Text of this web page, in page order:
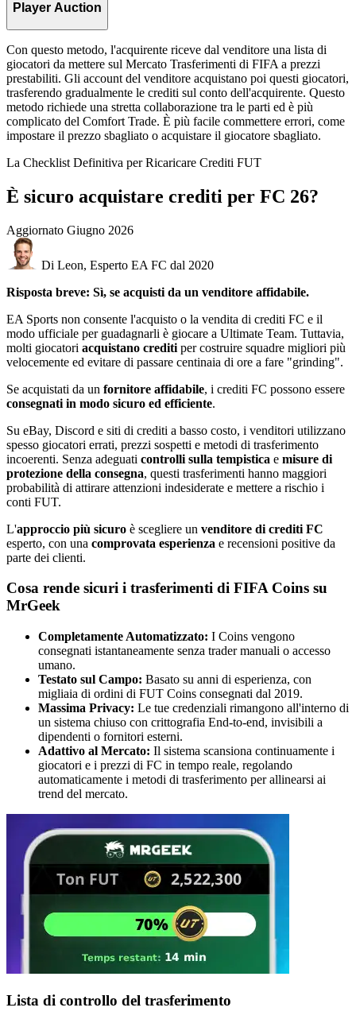
Player Auction
Con questo metodo, l'acquirente riceve dal venditore una lista di
giocatori da mettere sul Mercato Trasferimenti di FIFA a prezzi
prestabiliti. Gli account del venditore acquistano poi questi giocatori,
trasferendo gradualmente le crediti sul conto dell'acquirente. Questo
metodo richiede una stretta collaborazione tra le parti ed è più
complicato del Comfort Trade. È più facile commettere errori, come
impostare il prezzo sbagliato o acquistare il giocatore sbagliato.
La Checklist Definitiva per Ricaricare Crediti FUT
È sicuro acquistare crediti per FC 26?
Aggiornato Giugno 2026
Di Leon, Esperto EA FC dal 2020
Risposta breve: Sì, se acquisti da un venditore affidabile.
EA Sports non consente l'acquisto o la vendita di crediti FC e il
modo ufficiale per guadagnarli è giocare a Ultimate Team. Tuttavia,
molti giocatori acquistano crediti per costruire squadre migliori più
velocemente ed evitare di passare centinaia di ore a fare "grinding".
Se acquistati da un fornitore affidabile, i crediti FC possono essere
consegnati in modo sicuro ed efficiente.
Su eBay, Discord e siti di crediti a basso costo, i venditori utilizzano
spesso giocatori errati, prezzi sospetti e metodi di trasferimento
incoerenti. Senza adeguati controlli sulla tempistica e misure di
protezione della consegna, questi trasferimenti hanno maggiori
probabilità di attirare attenzioni indesiderate e mettere a rischio i
conti FUT.
L'approccio più sicuro è scegliere un venditore di crediti FC
esperto, con una comprovata esperienza e recensioni positive da
parte dei clienti.
Cosa rende sicuri i trasferimenti di FIFA Coins su
MrGeek
Completamente Automatizzato: I Coins vengono
consegnati istantaneamente senza trader manuali o accesso
umano.
Testato sul Campo: Basato su anni di esperienza, con
migliaia di ordini di FUT Coins consegnati dal 2019.
Massima Privacy: Le tue credenziali rimangono all'interno di
un sistema chiuso con crittografia End-to-end, invisibili a
dipendenti o fornitori esterni.
Adattivo al Mercato: Il sistema scansiona continuamente i
giocatori e i prezzi di FC in tempo reale, regolando
automaticamente i metodi di trasferimento per allinearsi ai
trend del mercato.
Lista di controllo del trasferimento